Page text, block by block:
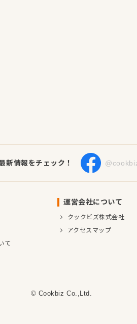
新情報をチェック！
て
運営会社について
クックビズ株式会社
アクセスマップ
© Cookbiz Co.,Ltd.